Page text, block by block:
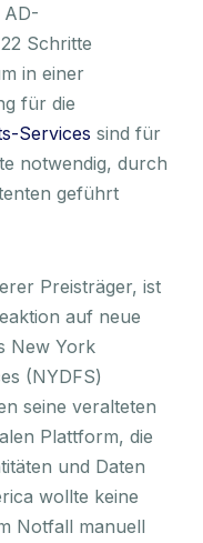
AD-
Schritte
in einer
für die
Services sind für
notwendig, durch
geführt
Preisträger, ist
auf neue
New York
(NYDFS)
seine veralteten
Plattform, die
und Daten
wollte keine
Notfall manuell